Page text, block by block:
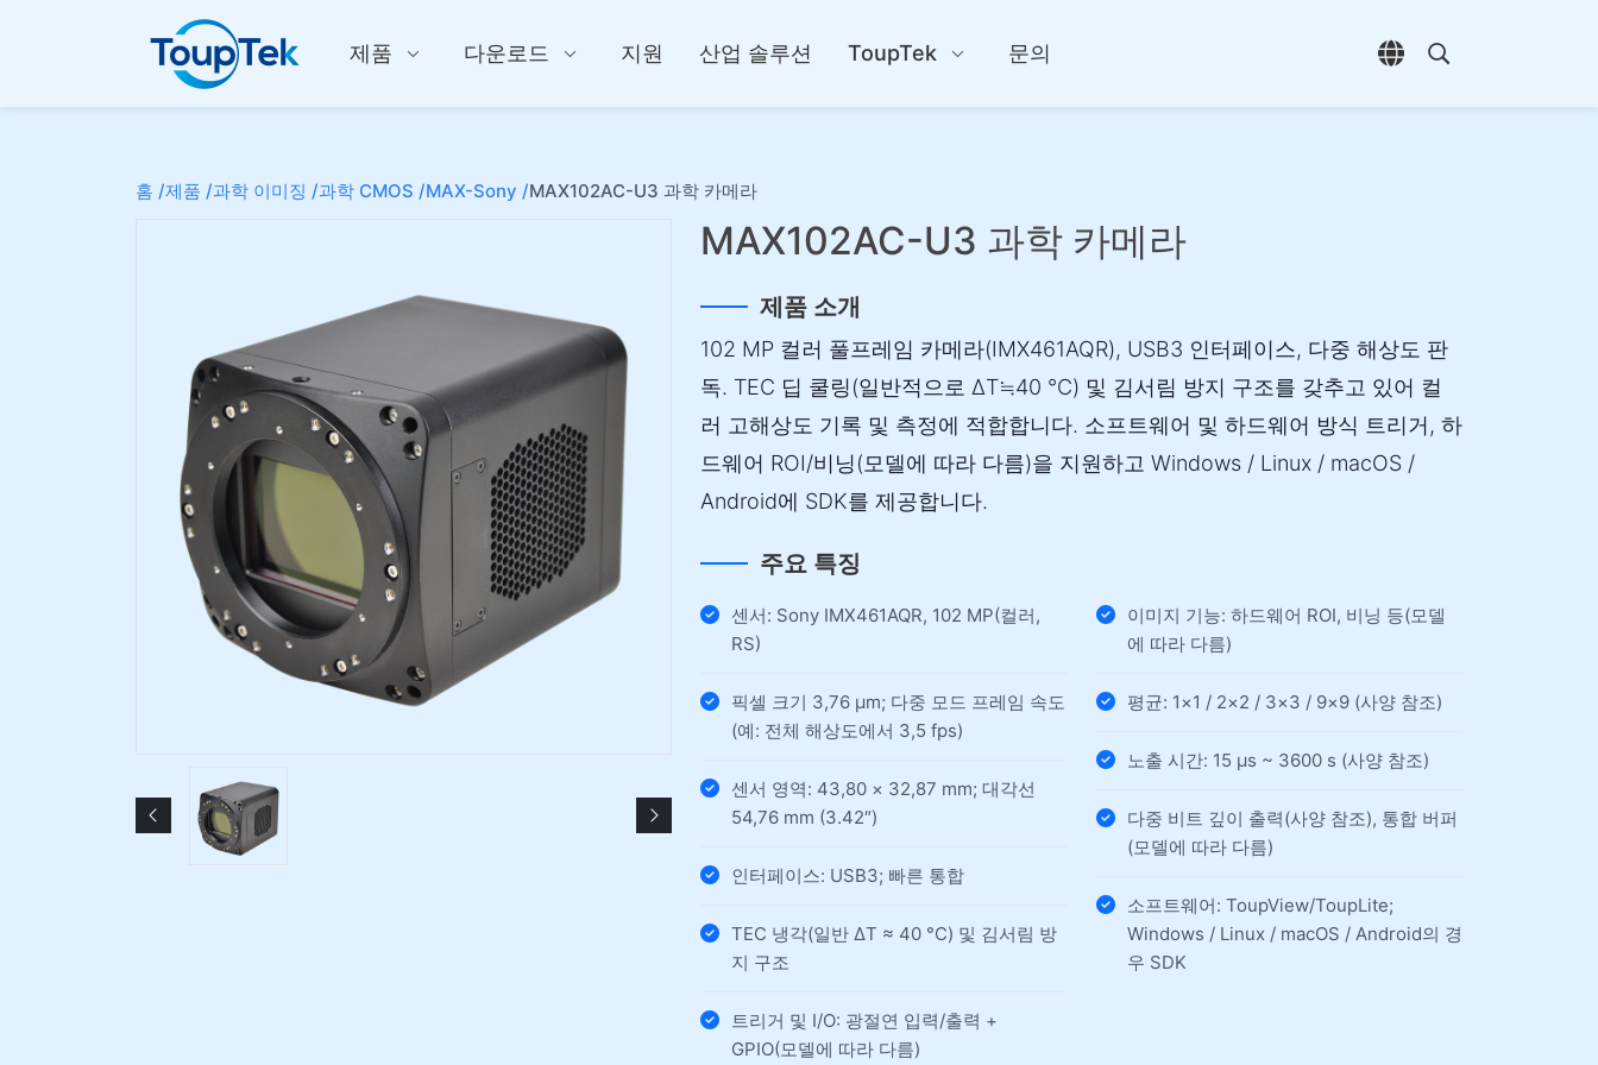
제품 다운로드 지원 산업 솔루션 ToupTek 문의
언어 선택 열기
검색 열기
홈 /제품 /과학 이미징 /과학 CMOS /MAX-Sony /MAX102AC-U3 과학 카메라
MAX102AC-U3 과학 카메라
제품 소개
102 MP 컬러 풀프레임 카메라(IMX461AQR), USB3 인터페이스, 다중 해상도 판
독. TEC 딥 쿨링(일반적으로 ΔT≒40 °C) 및 김서림 방지 구조를 갖추고 있어 컬
러 고해상도 기록 및 측정에 적합합니다. 소프트웨어 및 하드웨어 방식 트리거, 하
드웨어 ROI/비닝(모델에 따라 다름)을 지원하고 Windows / Linux / macOS /
Android에 SDK를 제공합니다.
주요 특징
센서: Sony IMX461AQR, 102 MP(컬러,
RS)
픽셀 크기 3,76 µm; 다중 모드 프레임 속도
(예: 전체 해상도에서 3,5 fps)
센서 영역: 43,80 × 32,87 mm; 대각선
54,76 mm (3.42″)
인터페이스: USB3; 빠른 통합
TEC 냉각(일반 ΔT ≈ 40 °C) 및 김서림 방
지 구조
트리거 및 I/O: 광절연 입력/출력 +
GPIO(모델에 따라 다름)
이미지 기능: 하드웨어 ROI, 비닝 등(모델
에 따라 다름)
평균: 1×1 / 2×2 / 3×3 / 9×9 (사양 참조)
노출 시간: 15 µs ~ 3600 s (사양 참조)
다중 비트 깊이 출력(사양 참조), 통합 버퍼
(모델에 따라 다름)
소프트웨어: ToupView/ToupLite;
Windows / Linux / macOS / Android의 경
우 SDK